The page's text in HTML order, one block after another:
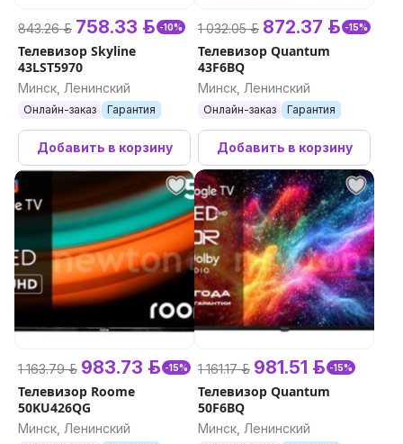
843.26 р. 758.33 р. -10%
Телевизор Skyline
43LST5970
Минск, Ленинский
Онлайн-заказ Гарантия
Добавить в корзину
1 032.05 р. 872.37 р. -15%
Телевизор Quantum
43F6BQ
Минск, Ленинский
Онлайн-заказ Гарантия
Добавить в корзину
1 163.79 р. 983.73 р. -15%
Телевизор Roome
50KU426QG
Минск, Ленинский
1 161.17 р. 981.51 р. -15%
Телевизор Quantum
50F6BQ
Минск, Ленинский